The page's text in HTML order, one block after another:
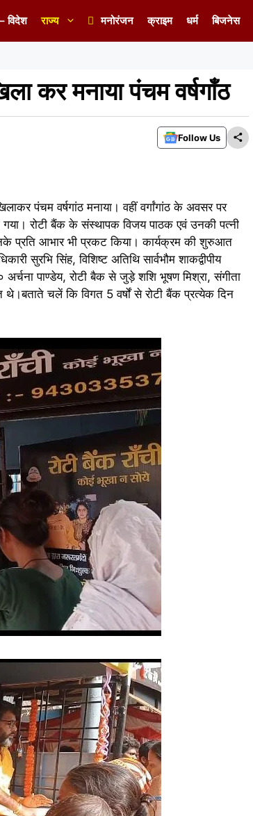
विदेश राज्य मनोरंजन क्राइम धर्म बिजनेस
कर मनाया पंचम वर्षगाँठ
Follow Us
पंचम वर्षगांठ मनाया। वहीं वर्गांगांठ के अवसर पर
रोटी बैंक के संस्थापक विजय पाठक एवं उनकी पत्नी
प्रति आभार भी प्रकट किया। कार्यक्रम की शुरुआत
सुरभि सिंह, विशिष्ट अतिथि सार्वभौम शाकद्वीपीय
अर्चना पाण्डेय, रोटी बैक से जुड़े शशि भूषण मिश्रा, संगीता
थे।बताते चलें कि विगत 5 वर्षों से रोटी बैंक प्रत्येक दिन